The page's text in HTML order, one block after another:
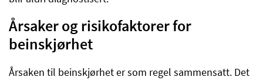
Årsaker og risikofaktorer for
beinskjørhet
Årsaken til beinskjørhet er som regel sammensatt. Det